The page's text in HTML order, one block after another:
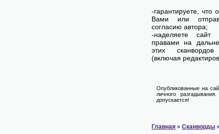
-гарантируете, что
Вами или
согласию автора;
-наделяете сайт
правами на
этих
(включая
Опубликованные на
личного
допускается!
Главная » Сканворды